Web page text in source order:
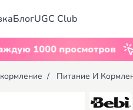
БлогUGC Club
просмотров
/ Питание И